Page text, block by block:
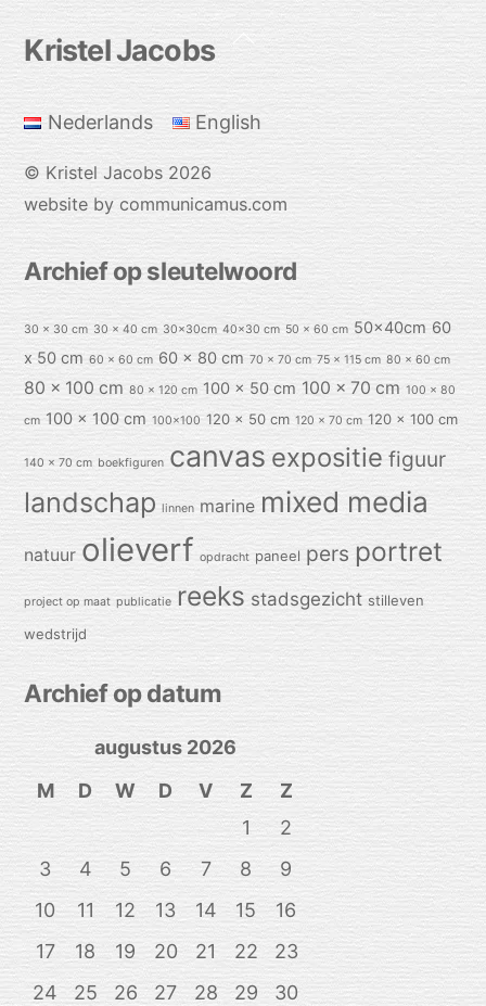
Back
To
Kristel Jacobs
Nederlands English
© Kristel Jacobs2026
website by communicamus.com
Archief op sleutelwoord
30 x 30 cm 30 x 40 cm 30x30cm 40x30 cm 50 x 60 cm 50x40cm 60
x 50 cm 60 x 60 cm 60 x 80 cm 70 x 70 cm 75 x 115 cm 80 x 60 cm
80 x 100 cm 80 x 120 cm 100 x 50 cm 100 x 70 cm 100 x 80
cm 100 x 100 cm 100x100 120 x 50 cm 120 x 70 cm 120 x 100 cm
140 x 70 cm boekfiguren canvas expositie figuur
landschap linnen marine mixed media
natuur olieverf opdracht paneel pers portret
project op maat publicatie reeks stadsgezicht stilleven
wedstrijd
Archief op datum
augustus 2026
M
D W D V Z
Z
1
2
3
4 5 6 7 8
9
10
11 12 13 14 15
16
17
18 19 20 21 22
23
24
25 26 27 28 29 30